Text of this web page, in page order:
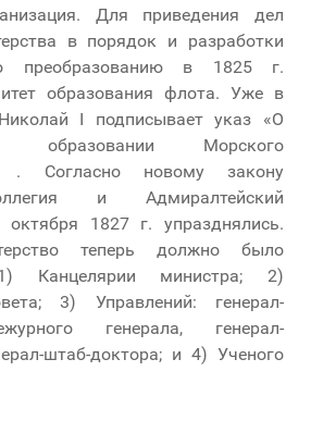
Для приведения дел
в порядок и разработки
преобразованию в 1825 г.
образования флота. Уже в
I подписывает указ «О
образовании Морского
. Согласно новому закону
коллегия и Адмиралтейский
1827 г. упразднялись.
теперь должно было
Канцелярии министра; 2)
3) Управлений: генерал-
генерала, генерал-
штаб-доктора; и 4) Ученого